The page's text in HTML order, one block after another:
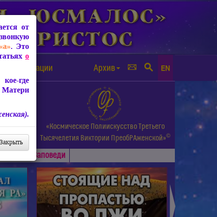
от чипизации Архив EN
«Космическое Полиискусство Третьего
Тысячелетия Виктории ПреобРАженской»©
Заповеди
от
. Это
о
где
Закрыть